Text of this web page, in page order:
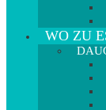
WO ZU